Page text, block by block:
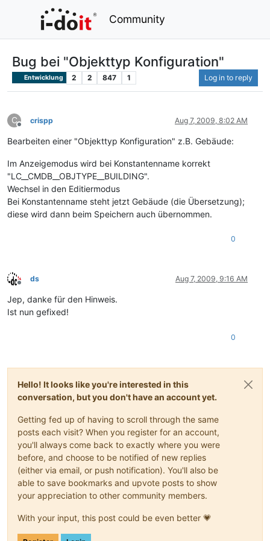
Community
Bug bei "Objekttyp Konfiguration"
Entwicklung 2 2 847 1 Log in to reply
C
Offline
crispp Aug 7, 2009, 8:02 AM
Bearbeiten einer "Objekttyp Konfiguration" z.B. Gebäude:
Im Anzeigemodus wird bei Konstantenname korrekt
"LC__CMDB__OBJTYPE__BUILDING".
Wechsel in den Editiermodus
Bei Konstantenname steht jetzt Gebäude (die Übersetzung);
diese wird dann beim Speichern auch übernommen.
0
Offline
ds Aug 7, 2009, 9:16 AM
Jep, danke für den Hinweis.
Ist nun gefixed!
0
Hello! It looks like you're interested in this
conversation, but you don't have an account yet.
Getting fed up of having to scroll through the same
posts each visit? When you register for an account,
you'll always come back to exactly where you were
before, and choose to be notified of new replies
(either via email, or push notification). You'll also be
able to save bookmarks and upvote posts to show
your appreciation to other community members.
With your input, this post could be even better 💗